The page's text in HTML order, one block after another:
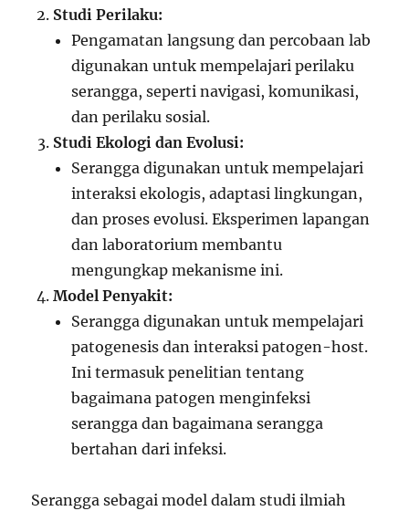
Studi Perilaku:
Pengamatan langsung dan percobaan lab
digunakan untuk mempelajari perilaku
serangga, seperti navigasi, komunikasi,
dan perilaku sosial.
Studi Ekologi dan Evolusi:
Serangga digunakan untuk mempelajari
interaksi ekologis, adaptasi lingkungan,
dan proses evolusi. Eksperimen lapangan
dan laboratorium membantu
mengungkap mekanisme ini.
Model Penyakit:
Serangga digunakan untuk mempelajari
patogenesis dan interaksi patogen-host.
Ini termasuk penelitian tentang
bagaimana patogen menginfeksi
serangga dan bagaimana serangga
bertahan dari infeksi.
Serangga sebagai model dalam studi ilmiah